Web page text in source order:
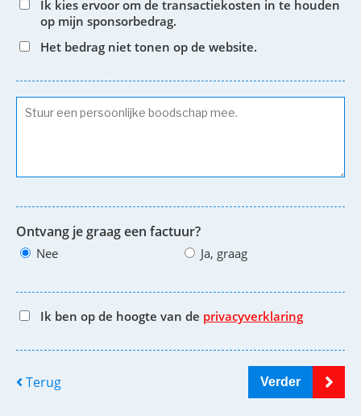
Ik kies ervoor om de transactiekosten in te houden
op mijn sponsorbedrag.
Het bedrag niet tonen op de website.
Ontvang je graag een factuur?
Nee Ja, graag
Ik ben op de hoogte van de privacyverklaring
Terug Verder